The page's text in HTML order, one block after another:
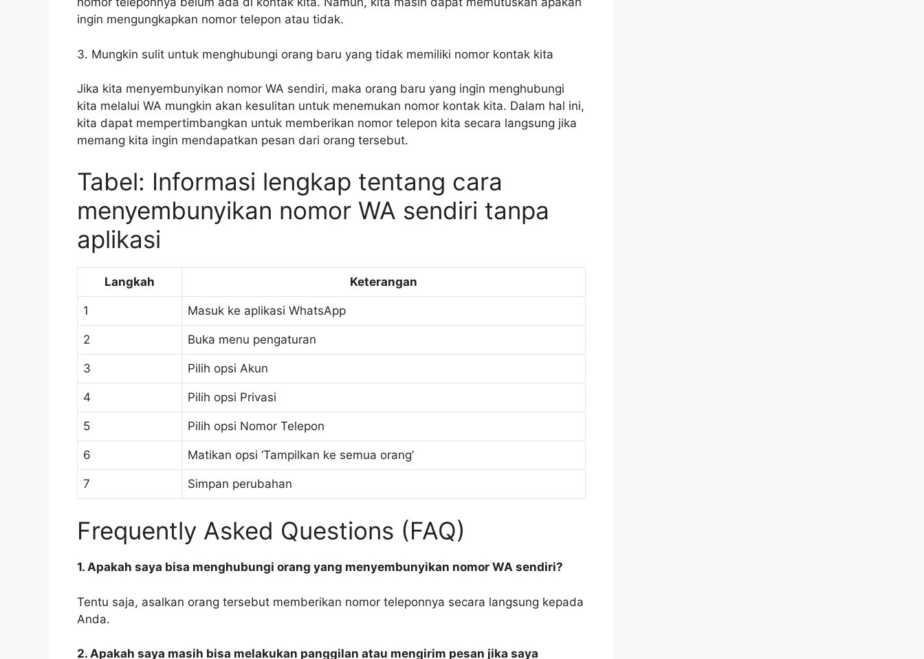
ingin mengungkapkan nomor telepon atau tidak.
3. Mungkin sulit untuk menghubungi orang baru yang tidak memiliki nomor kontak kita
Jika kita menyembunyikan nomor WA sendiri, maka orang baru yang ingin menghubungi
kita melalui WA mungkin akan kesulitan untuk menemukan nomor kontak kita. Dalam hal ini,
kita dapat mempertimbangkan untuk memberikan nomor telepon kita secara langsung jika
memang kita ingin mendapatkan pesan dari orang tersebut.
Tabel: Informasi lengkap tentang cara
menyembunyikan nomor WA sendiri tanpa
aplikasi
Langkah Keterangan
1 Masuk ke aplikasi WhatsApp
2 Buka menu pengaturan
3 Pilih opsi Akun
4 Pilih opsi Privasi
5 Pilih opsi Nomor Telepon
6 Matikan opsi ‘Tampilkan ke semua orang’
7 Simpan perubahan
Frequently Asked Questions (FAQ)
1. Apakah saya bisa menghubungi orang yang menyembunyikan nomor WA sendiri?
Tentu saja, asalkan orang tersebut memberikan nomor teleponnya secara langsung kepada
Anda.
2. Apakah saya masih bisa melakukan panggilan atau mengirim pesan jika saya